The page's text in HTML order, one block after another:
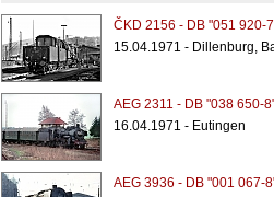
ČKD 2156 - DB "051 920-
15.04.1971 - Dillenburg,
AEG 2311 - DB "038 650-
16.04.1971 - Eutingen
AEG 3936 - DB "001 067-